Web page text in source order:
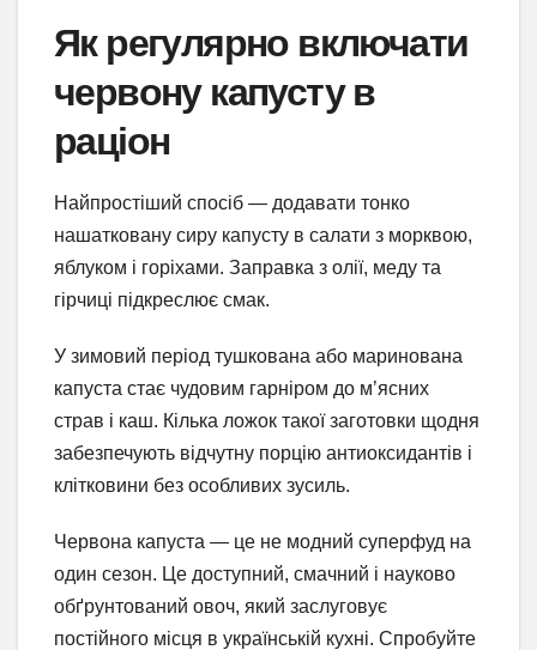
Як регулярно включати
червону капусту в
раціон
Найпростіший спосіб — додавати тонко
нашатковану сиру капусту в салати з морквою,
яблуком і горіхами. Заправка з олії, меду та
гірчиці підкреслює смак.
У зимовий період тушкована або маринована
капуста стає чудовим гарніром до м’ясних
страв і каш. Кілька ложок такої заготовки щодня
забезпечують відчутну порцію антиоксидантів і
клітковини без особливих зусиль.
Червона капуста — це не модний суперфуд на
один сезон. Це доступний, смачний і науково
обґрунтований овоч, який заслуговує
постійного місця в українській кухні. Спробуйте